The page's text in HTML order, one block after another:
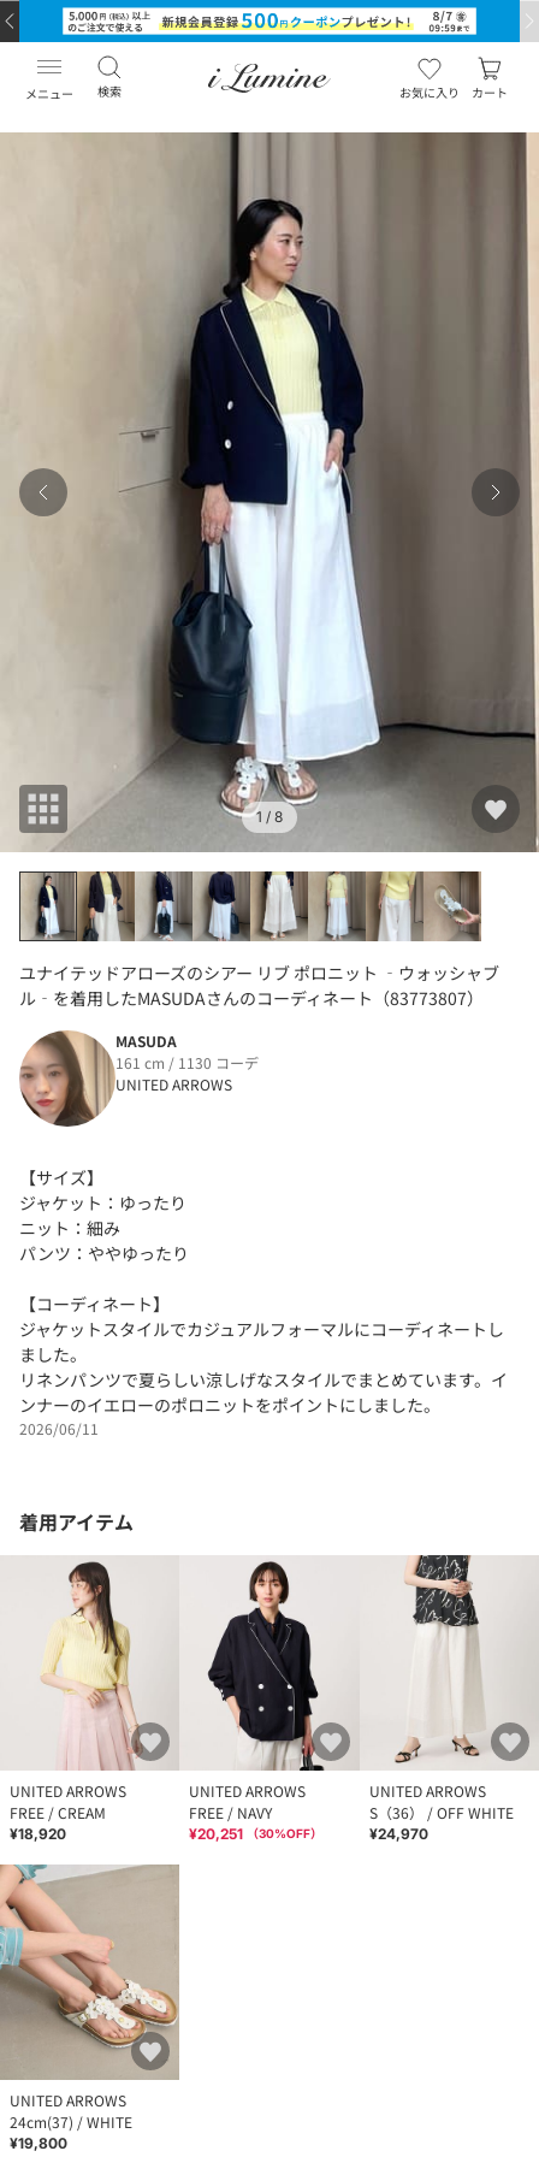
メニュー 検索 お気に入り カート
1 / 8
ユナイテッドアローズのシアー リブ ポロニット ‐ウォッシャブ
ル‐を着用したMASUDAさんのコーディネート（83773807）
MASUDA
161 cm / 1130 コーデ
UNITED ARROWS
【サイズ】
ジャケット：ゆったり
ニット：細み
パンツ：ややゆったり
【コーディネート】
ジャケットスタイルでカジュアルフォーマルにコーディネートし
ました。
リネンパンツで夏らしい涼しげなスタイルでまとめています。イ
ンナーのイエローのポロニットをポイントにしました。
2026/06/11
着用アイテム
UNITED ARROWS
FREE / CREAM
¥18,920
UNITED ARROWS
FREE / NAVY
¥20,251 （30%OFF）
UNITED ARROWS
S（36） / OFF WHITE
¥24,970
UNITED ARROWS
24cm(37) / WHITE
¥19,800